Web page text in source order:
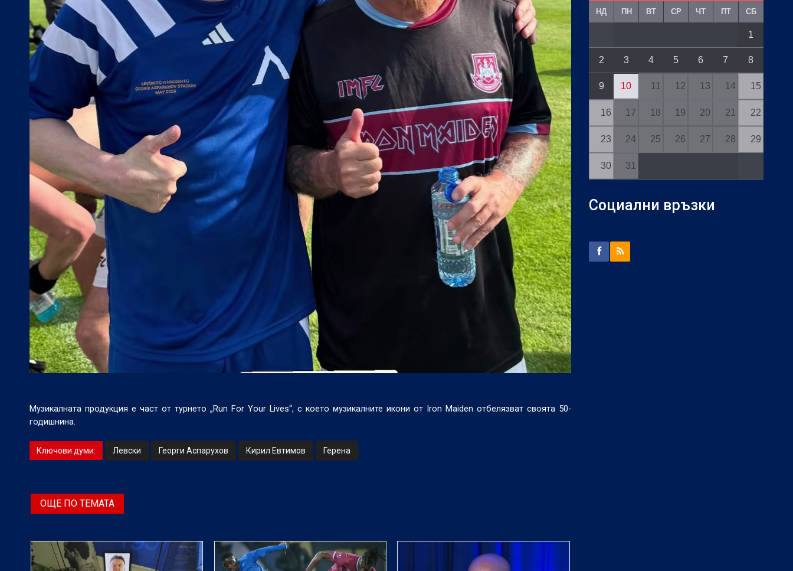
Музикалната продукция е част от турнето „Run For Your Lives“, с което музикалните икони от Iron Maiden отбелязват своята 50-
годишнина.
Ключови думи: Левски Георги Аспарухов Кирил Евтимов Герена
ОЩЕ ПО ТЕМАТА
НД ПН ВТ СР ЧТ ПТ СБ
1
2 3 4 5 6 7 8
9 10 11 12 13 14 15
16 17 18 19 20 21 22
23 24 25 26 27 28 29
30 31
Социални връзки